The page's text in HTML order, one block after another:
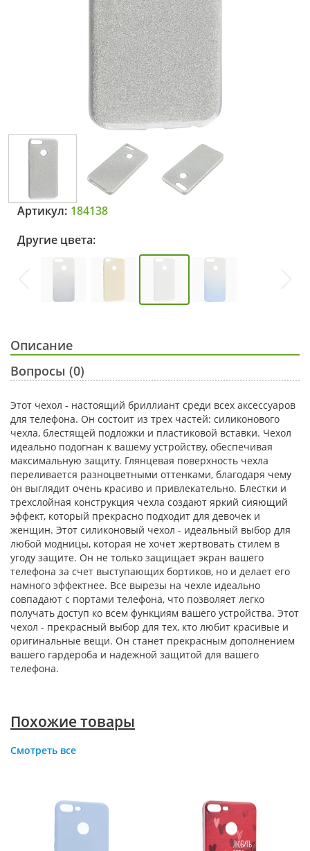
Артикул: 184138
Другие цвета:
Описание
Вопросы (0)
Этот чехол - настоящий бриллиант среди всех аксессуаров
для телефона. Он состоит из трех частей: силиконового
чехла, блестящей подложки и пластиковой вставки. Чехол
идеально подогнан к вашему устройству, обеспечивая
максимальную защиту. Глянцевая поверхность чехла
переливается разноцветными оттенками, благодаря чему
он выглядит очень красиво и привлекательно. Блестки и
трехслойная конструкция чехла создают яркий сияющий
эффект, который прекрасно подходит для девочек и
женщин. Этот силиконовый чехол - идеальный выбор для
любой модницы, которая не хочет жертвовать стилем в
угоду защите. Он не только защищает экран вашего
телефона за счет выступающих бортиков, но и делает его
намного эффектнее. Все вырезы на чехле идеально
совпадают с портами телефона, что позволяет легко
получать доступ ко всем функциям вашего устройства. Этот
чехол - прекрасный выбор для тех, кто любит красивые и
оригинальные вещи. Он станет прекрасным дополнением
вашего гардероба и надежной защитой для вашего
телефона.
Похожие товары
Смотреть все